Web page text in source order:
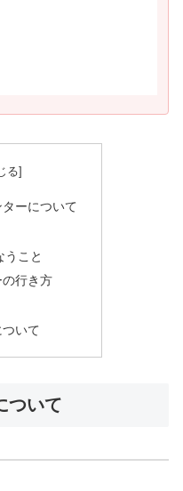
ーについて
うこと
行き方
いて
ついて